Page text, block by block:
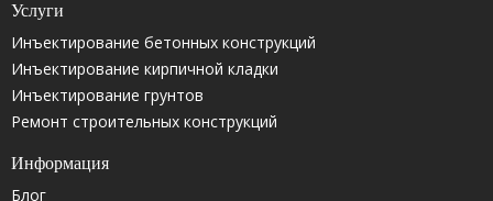
Услуги
Инъектирование бетонных конструкций
Инъектирование кирпичной кладки
Инъектирование грунтов
Ремонт строительных конструкций
Информация
Блог